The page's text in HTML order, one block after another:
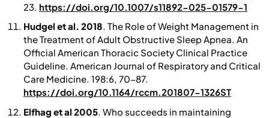
23. https://doi.org/10.1007/s11892-025-01579-1
Hudgel et al. 2018. The Role of Weight Management in
the Treatment of Adult Obstructive Sleep Apnea. An
Official American Thoracic Society Clinical Practice
Guideline. American Journal of Respiratory and Critical
Care Medicine. 198:6, 70-87.
https://doi.org/10.1164/rccm.201807-1326ST
Elfhag et al 2005. Who succeeds in maintaining